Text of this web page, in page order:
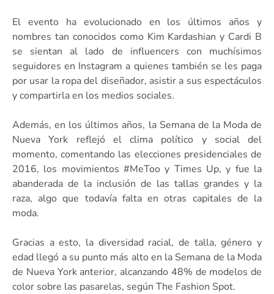
El evento ha evolucionado en los últimos años y
nombres tan conocidos como Kim Kardashian y Cardi B
se sientan al lado de influencers con muchísimos
seguidores en Instagram a quienes también se les paga
por usar la ropa del diseñador, asistir a sus espectáculos
y compartirla en los medios sociales.
Además, en los últimos años, la Semana de la Moda de
Nueva York reflejó el clima político y social del
momento, comentando las elecciones presidenciales de
2016, los movimientos #MeToo y Times Up, y fue la
abanderada de la inclusión de las tallas grandes y la
raza, algo que todavía falta en otras capitales de la
moda.
Gracias a esto, la diversidad racial, de talla, género y
edad llegó a su punto más alto en la Semana de la Moda
de Nueva York anterior, alcanzando 48% de modelos de
color sobre las pasarelas, según The Fashion Spot.